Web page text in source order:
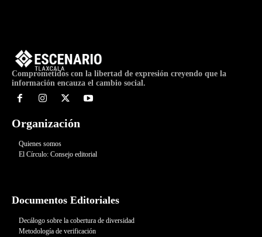
Comprometidos con la libertad de expresión creyendo que la
información encauza el cambio social.
Organización
Quienes somos
El Círculo: Consejo editorial
Documentos Editoriales
Decálogo sobre la cobertura de diversidad
Metodología de verificación